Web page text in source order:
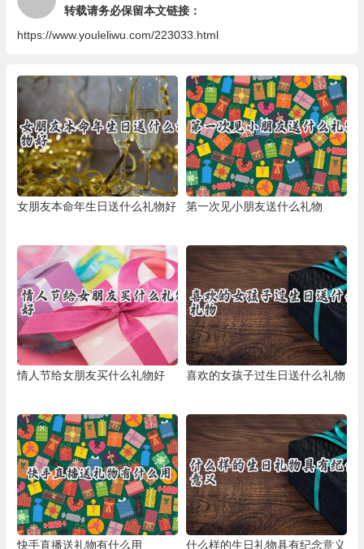
转载请务必保留本文链接：
https://www.youleliwu.com/223033.html
女朋友本命年生日送什么礼物好 第一次见小朋友送什么礼物
情人节给女朋友买什么礼物好 喜欢的女孩子过生日送什么礼物
快手直播送礼物有什么用 什么样的生日礼物具有纪念意义